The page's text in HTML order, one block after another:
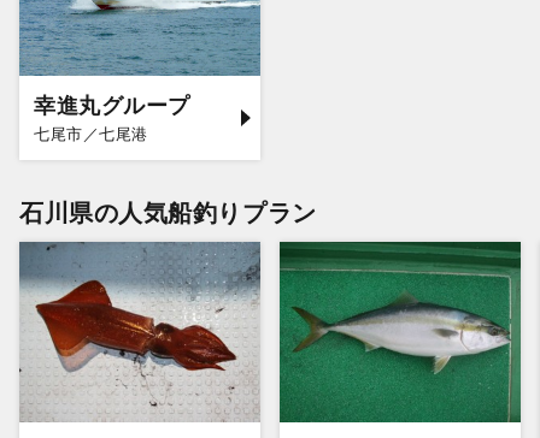
幸進丸グループ
七尾市／七尾港
石川県の人気船釣りプラン